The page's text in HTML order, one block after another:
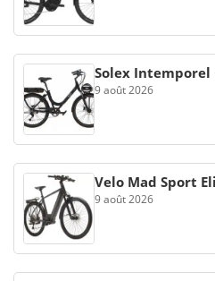
Solex Intemporel
9 août 2026
Velo Mad Sport
9 août 2026